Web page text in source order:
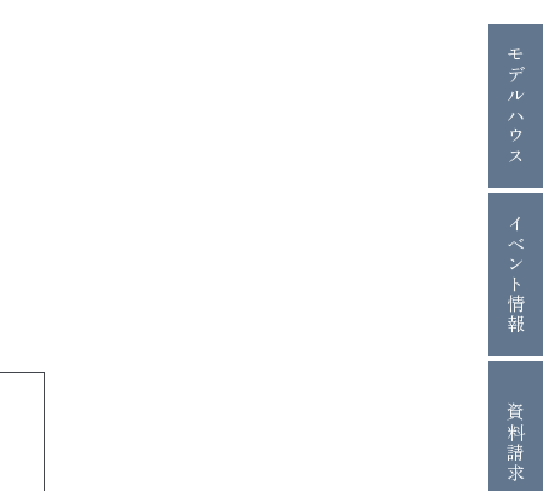
モデルハウス
イベント情報
資料請求